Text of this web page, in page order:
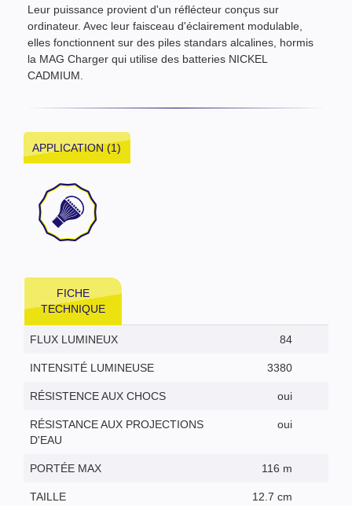
Leur puissance provient d'un réflécteur conçus sur
ordinateur. Avec leur faisceau d'éclairement modulable,
elles fonctionnent sur des piles standars alcalines, hormis
la MAG Charger qui utilise des batteries NICKEL
CADMIUM.
APPLICATION (1)
FICHE
TECHNIQUE
FLUX LUMINEUX 84
INTENSITÉ LUMINEUSE 3380
RÉSISTENCE AUX CHOCS oui
RÉSISTANCE AUX PROJECTIONS
D'EAU
oui
PORTÉE MAX 116 m
TAILLE 12.7 cm